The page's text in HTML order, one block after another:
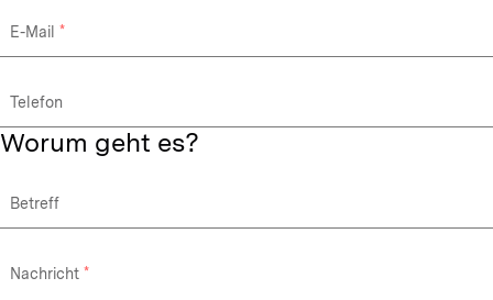
E-Mail
Telefon
Worum geht es?
Betreff
Nachricht